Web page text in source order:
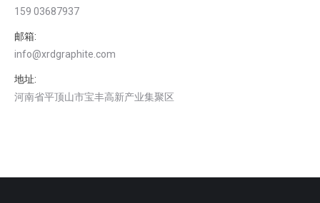
159 03687937
邮箱:
info@xrdgraphite.com
地址:
河南省平顶山市宝丰高新产业集聚区